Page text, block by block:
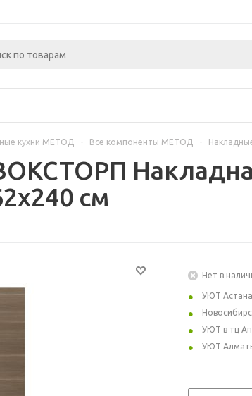
кухни МЕТОД - Все компоненты МЕТОД -
см
Нет в
УЮТ Астана
УЮТ в тц
УЮТ